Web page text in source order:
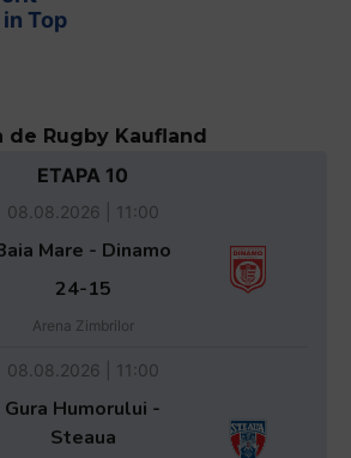
Top
de Rugby Kaufland
ETAPA 10
08.08.2026 | 11:00
Mare - Dinamo
24-15
Arena Zimbrilor
08.08.2026 | 11:00
Gura Humorului -
Steaua